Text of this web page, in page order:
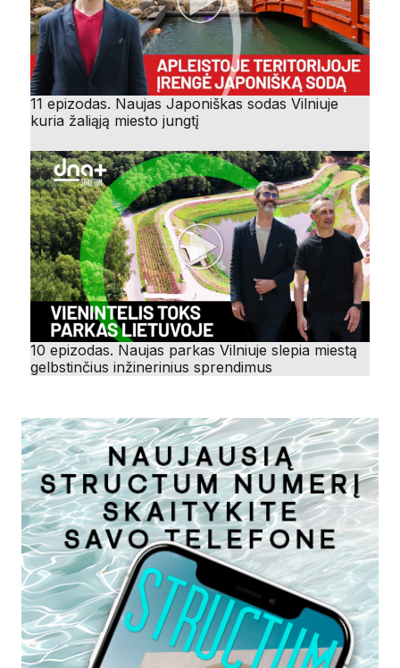
11 epizodas. Naujas Japoniškas sodas Vilniuje
kuria žaliąją miesto jungtį
10 epizodas. Naujas parkas Vilniuje slepia miestą
gelbstinčius inžinerinius sprendimus